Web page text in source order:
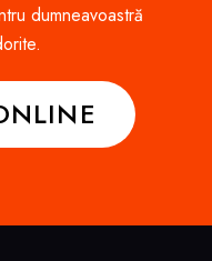
dumneavoastră